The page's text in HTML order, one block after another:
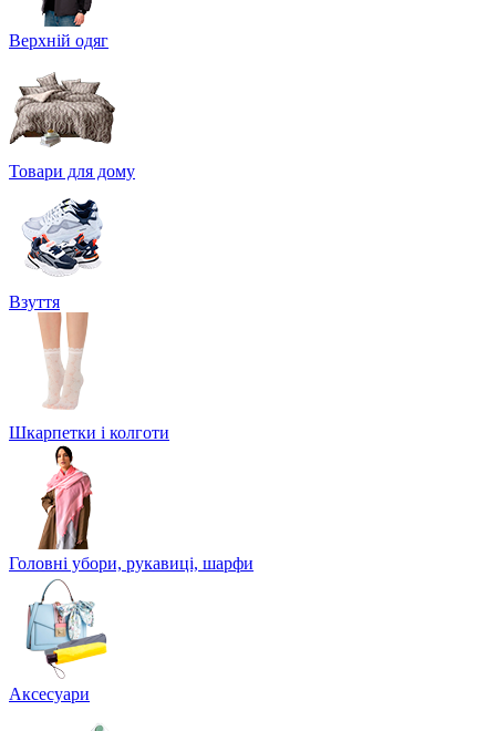
Верхній одяг
Товари для дому
Взуття
Шкарпетки і колготи
Головні убори, рукавиці, шарфи
Аксесуари